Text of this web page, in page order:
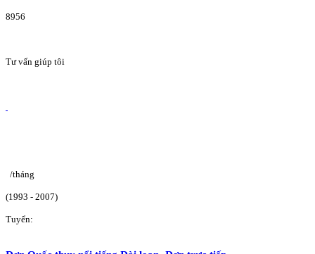
8956
Tư vấn giúp tôi
/tháng
(1993 - 2007)
Tuyển: